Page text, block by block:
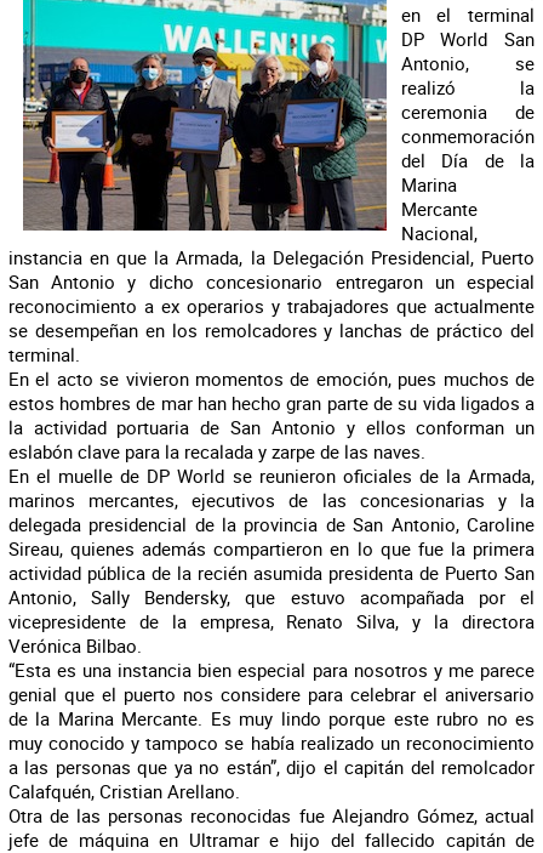
en el terminal
DP World San
Antonio, se
realizó la
ceremonia de
conmemoración
del Día de la
Marina
Mercante
Nacional,
instancia en que la Armada, la Delegación Presidencial, Puerto
San Antonio y dicho concesionario entregaron un especial
reconocimiento a ex operarios y trabajadores que actualmente
se desempeñan en los remolcadores y lanchas de práctico del
terminal.
En el acto se vivieron momentos de emoción, pues muchos de
estos hombres de mar han hecho gran parte de su vida ligados a
la actividad portuaria de San Antonio y ellos conforman un
eslabón clave para la recalada y zarpe de las naves.
En el muelle de DP World se reunieron oficiales de la Armada,
marinos mercantes, ejecutivos de las concesionarias y la
delegada presidencial de la provincia de San Antonio, Caroline
Sireau, quienes además compartieron en lo que fue la primera
actividad pública de la recién asumida presidenta de Puerto San
Antonio, Sally Bendersky, que estuvo acompañada por el
vicepresidente de la empresa, Renato Silva, y la directora
Verónica Bilbao.
“Esta es una instancia bien especial para nosotros y me parece
genial que el puerto nos considere para celebrar el aniversario
de la Marina Mercante. Es muy lindo porque este rubro no es
muy conocido y tampoco se había realizado un reconocimiento
a las personas que ya no están”, dijo el capitán del remolcador
Calafquén, Cristian Arellano.
Otra de las personas reconocidas fue Alejandro Gómez, actual
jefe de máquina en Ultramar e hijo del fallecido capitán de